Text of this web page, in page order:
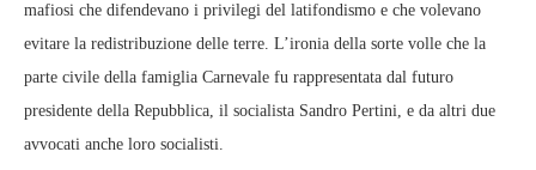
mafiosi che difendevano i privilegi del latifondismo e che volevano
evitare la redistribuzione delle terre. L’ironia della sorte volle che la
parte civile della famiglia Carnevale fu rappresentata dal futuro
presidente della Repubblica, il socialista Sandro Pertini, e da altri due
avvocati anche loro socialisti.